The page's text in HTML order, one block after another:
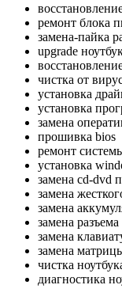
ремонт блока
замена-пайка
upgrade
чистка от
установка
установка
замена
прошивка bios
ремонт
установка
замена cd-dvd
замена
замена
замена
замена
замена
чистка
диагностика